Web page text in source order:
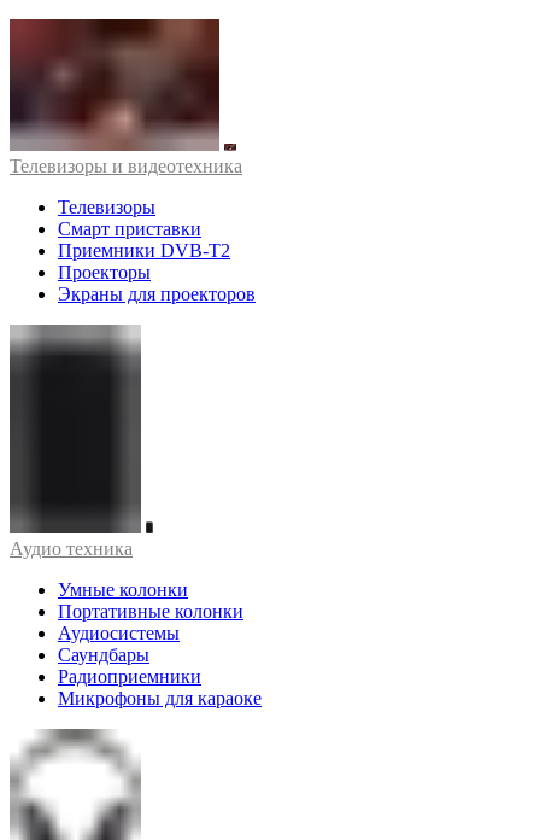
Телевизоры и видеотехника
Телевизоры
Смарт приставки
Приемники DVB-T2
Проекторы
Экраны для проекторов
Аудио техника
Умные колонки
Портативные колонки
Аудиосистемы
Саундбары
Радиоприемники
Микрофоны для караоке